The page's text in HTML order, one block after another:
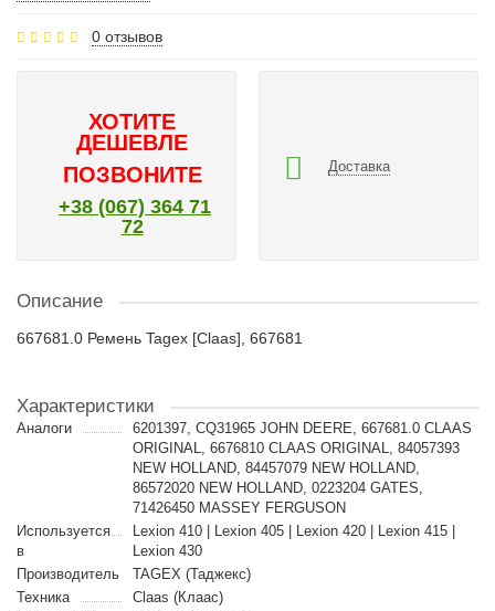
0 отзывов
ХОТИТЕ
ДЕШЕВЛЕ
ПОЗВОНИТЕ
+38 (067) 364 71
72
Доставка
Описание
667681.0 Ремень Tagex [Claas], 667681
Характеристики
Аналоги
6201397, CQ31965 JOHN DEERE, 667681.0 CLAAS
ORIGINAL, 6676810 CLAAS ORIGINAL, 84057393
NEW HOLLAND, 84457079 NEW HOLLAND,
86572020 NEW HOLLAND, 0223204 GATES,
71426450 MASSEY FERGUSON
Используется
в
Lexion 410 | Lexion 405 | Lexion 420 | Lexion 415 |
Lexion 430
Производитель
TAGEX (Таджекс)
Техника
Claas (Клаас)